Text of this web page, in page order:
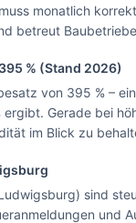
Unternehmen
Blick.
Nein
monatlich
betreut
395 % (Stand 2026)
von 395 % –
Gerade bei
im Blick zu
sind
und